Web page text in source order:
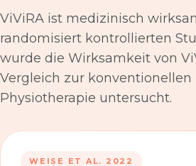
ViViRA ist medizinisch
randomisiert kontrollierten
wurde die Wirksamkeit von
Vergleich zur konventionellen
Physiotherapie untersucht.
WEISE ET AL. 202253% nach